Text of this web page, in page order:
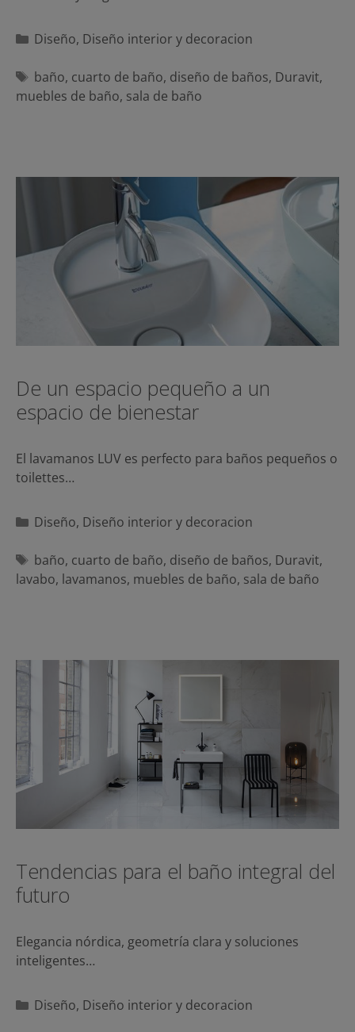
Categorías
Diseño, Diseño interior y decoracion
Etiquetas
baño, cuarto de baño, diseño de baños, Duravit,
muebles de baño, sala de baño
De un espacio pequeño a un
espacio de bienestar
El lavamanos LUV es perfecto para baños pequeños o
toilettes…
Categorías
Diseño, Diseño interior y decoracion
Etiquetas
baño, cuarto de baño, diseño de baños, Duravit,
lavabo, lavamanos, muebles de baño, sala de baño
Tendencias para el baño integral del
futuro
Elegancia nórdica, geometría clara y soluciones
inteligentes…
Categorías
Diseño, Diseño interior y decoracion